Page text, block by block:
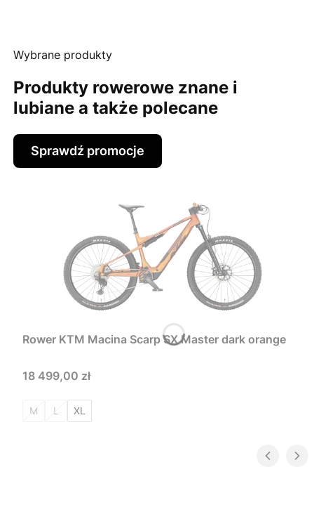
Wybrane produkty
Produkty rowerowe znane i
lubiane a także polecane
Sprawdź promocje
Rower KTM Macina Scarp SX Master dark orange
Cena
18 499,00 zł
M L XL